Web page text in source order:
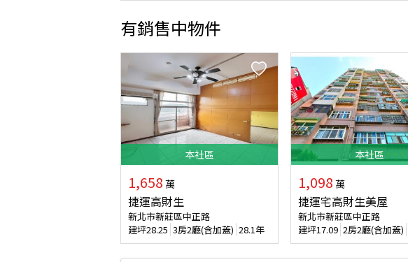
有銷售中物件
本社區
1,658 萬
捷運高財生
新北市新莊區中正路
建坪28.25 3房2廳(含加蓋) 28.1年
本社區
1,098 萬
捷運宅高財生美屋
新北市新莊區中正路
建坪17.09 2房2廳(含加蓋)